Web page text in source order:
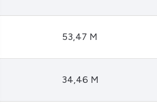
53,47 M
34,46 M